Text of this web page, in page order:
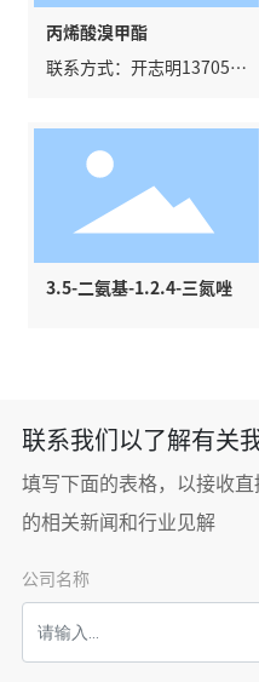
丙烯酸溴甲酯
联系方式：开志明137056
3.5-二氨基-1.2.4-三氮唑
联系我们以了解有关
填写下面的表格，以接收
的相关新闻和行业见解
公司名称